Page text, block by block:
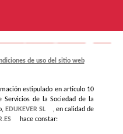
de uso del sitio web
estipulado en artículo 10
de la Sociedad de la
EDUKEVER SL ,en calidad de
hace constar: